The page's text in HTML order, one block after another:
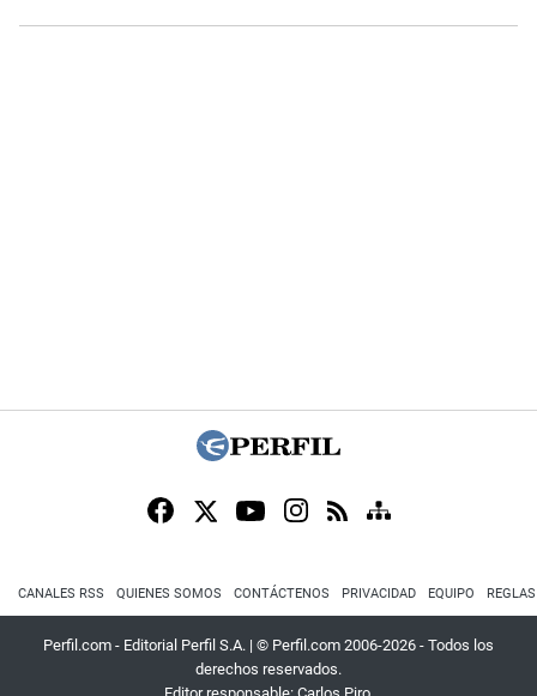
CANALES RSS QUIENES SOMOS CONTÁCTENOS PRIVACIDAD EQUIPO
Perfil.com - Editorial Perfil S.A. | © Perfil.com 2006-2026 - Todos los
derechos reservados.